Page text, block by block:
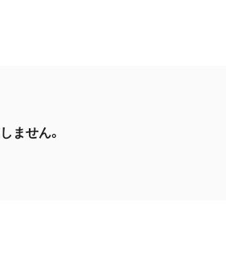
ません。